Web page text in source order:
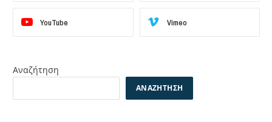
YouTube Vimeo
Αναζήτηση
ΑΝΑΖΉΤΗΣΗ